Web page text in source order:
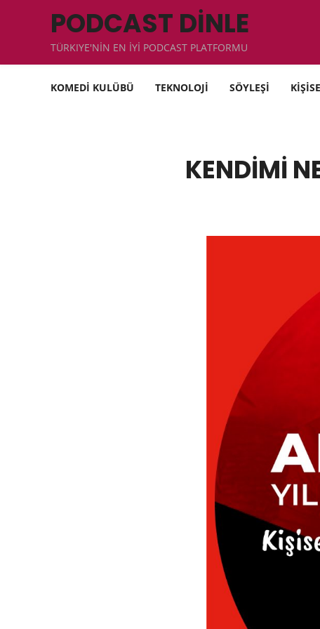
PODCAST DİNLE
TÜRKIYE'NİN EN İYİ PODCAST PLATFORMU
KOMEDİ KULÜBÜ TEKNOLOJİ SÖYLEŞİ
KENDİMİ